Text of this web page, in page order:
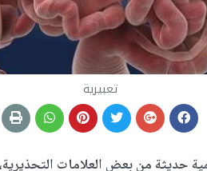
تعبيرية
حديثة من بعض العلامات التحذيرية،